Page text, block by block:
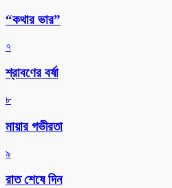
“কথার ভার”
৭
শ্রাবণের বর্ষা
৮
মায়ার গভীরতা
৯
রাত শেষে দিন